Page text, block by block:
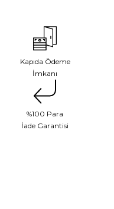
Kapıda Ödeme
İmkanı
%100 Para
İade Garantisi